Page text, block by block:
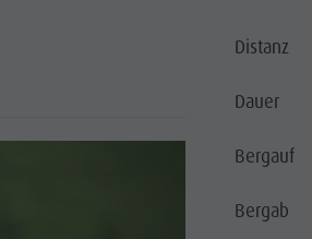
Distanz
Dauer
Bergauf
Bergab